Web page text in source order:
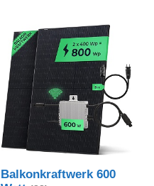
Balkonkraftwerk 600